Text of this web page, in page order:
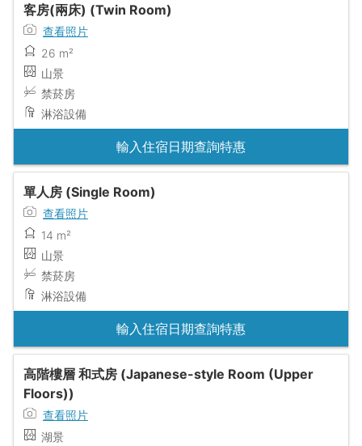
客房(兩床) (Twin Room)
查看照片
26 m²
山景
禁菸房
淋浴設備
輸入住宿日期查詢特惠
單人房 (Single Room)
查看照片
14 m²
山景
禁菸房
淋浴設備
輸入住宿日期查詢特惠
高階樓層 和式房 (Japanese-style Room (Upper
Floors))
查看照片
湖景